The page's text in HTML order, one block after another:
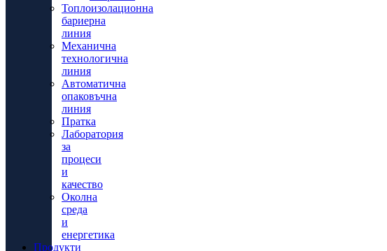
Топлоизолационна
бариерна
линия
Механична
технологична
линия
Автоматична
опаковъчна
линия
Пратка
Лаборатория
за
процеси
и
качество
Околна
среда
и
енергетика
Продукти